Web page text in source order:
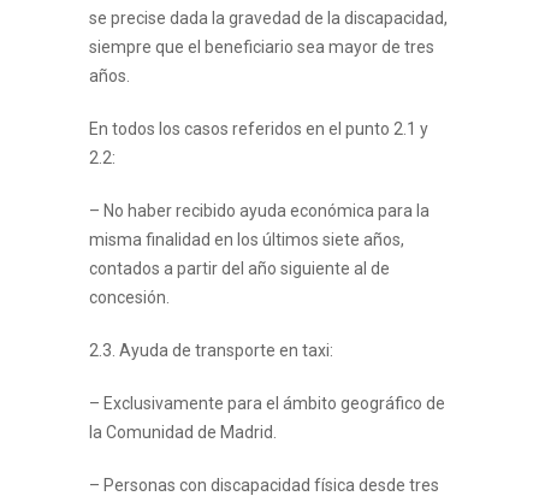
se precise dada la gravedad de la discapacidad,
siempre que el beneficiario sea mayor de tres
años.
En todos los casos referidos en el punto 2.1 y
2.2:
– No haber recibido ayuda económica para la
misma finalidad en los últimos siete años,
contados a partir del año siguiente al de
concesión.
2.3. Ayuda de transporte en taxi:
– Exclusivamente para el ámbito geográfico de
la Comunidad de Madrid.
– Personas con discapacidad física desde tres